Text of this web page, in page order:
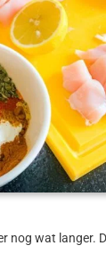
wat